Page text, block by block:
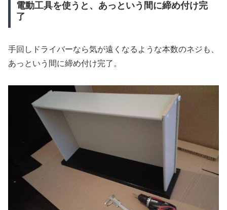
電動工具を使うと、あっという間に締め付け完
了
手回しドライバーなら気が遠くなるような本数のネジも、
あっという間に締め付け完了。